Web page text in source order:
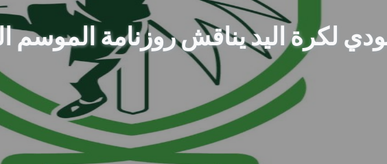
لكرة اليد يناقش روزنامة الموسم